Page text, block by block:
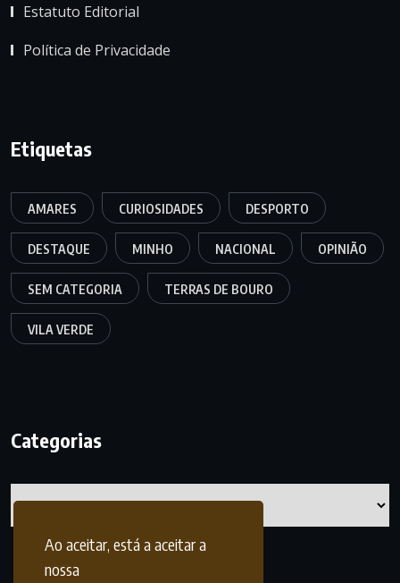
Ao aceitar, está a aceitar a
nossa
Estatuto Editorial
Política de Privacidade
Etiquetas
AMARES CURIOSIDADES DESPORTO
DESTAQUE MINHO NACIONAL OPINIÃO
SEM CATEGORIA TERRAS DE BOURO
VILA VERDE
Categorias